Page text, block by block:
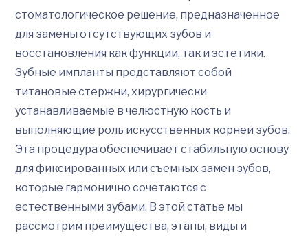
стоматологическое решение, предназначенное
для замены отсутствующих зубов и
восстановления как функции, так и эстетики.
Зубные импланты представляют собой
титановые стержни, хирургически
устанавливаемые в челюстную кость и
выполняющие роль искусственных корней зубов.
Эта процедура обеспечивает стабильную основу
для фиксированных или съемных замен зубов,
которые гармонично сочетаются с
естественными зубами. В этой статье мы
рассмотрим преимущества, этапы, виды и